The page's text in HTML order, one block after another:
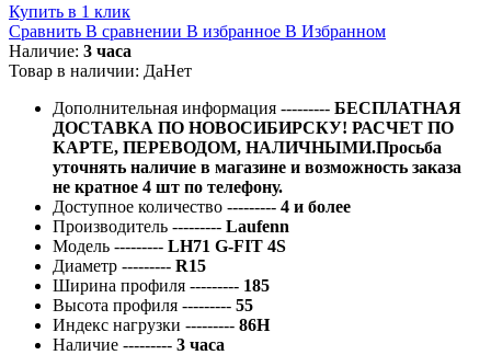
Купить в 1 клик
Сравнить В сравнении В избранное В Избранном
Наличие: 3 часа
Товар в наличии: ДаНет
Дополнительная информация --------- БЕСПЛАТНАЯ
ДОСТАВКА ПО НОВОСИБИРСКУ! РАСЧЕТ ПО
КАРТЕ, ПЕРЕВОДОМ, НАЛИЧНЫМИ.Просьба
уточнять наличие в магазине и возможность заказа
не кратное 4 шт по телефону.
Доступное количество --------- 4 и более
Производитель --------- Laufenn
Модель --------- LH71 G-FIT 4S
Диаметр --------- R15
Ширина профиля --------- 185
Высота профиля --------- 55
Индекс нагрузки --------- 86H
Наличие --------- 3 часа